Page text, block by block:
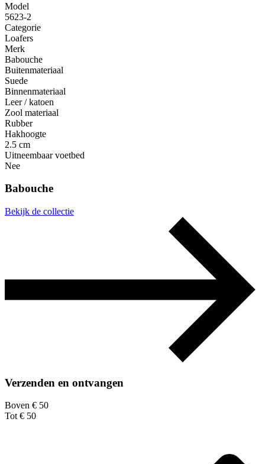
Model
5623-2
Categorie
Loafers
Merk
Babouche
Buitenmateriaal
Suede
Binnenmateriaal
Leer / katoen
Zool materiaal
Rubber
Hakhoogte
2.5 cm
Uitneembaar voetbed
Nee
Babouche
Bekijk de collectie
Verzenden en ontvangen
Boven € 50
Tot € 50